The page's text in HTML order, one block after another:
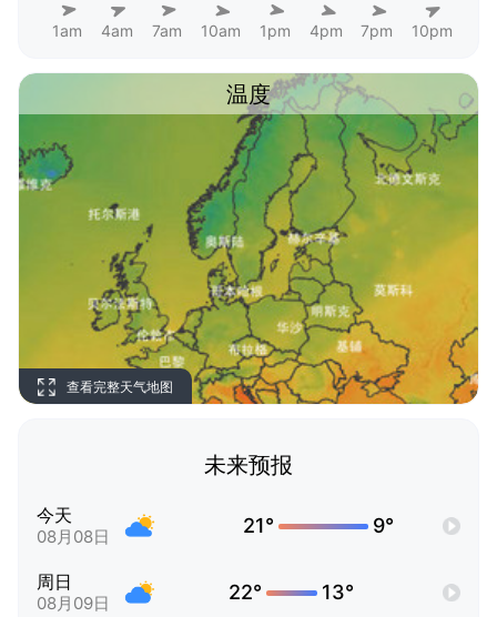
1am 4am 7am 10am 1pm 4pm 7pm 10pm
温度
查看完整天气地图
未来预报
今天
08月08日 21° 9°
周日
08月09日 22° 13°